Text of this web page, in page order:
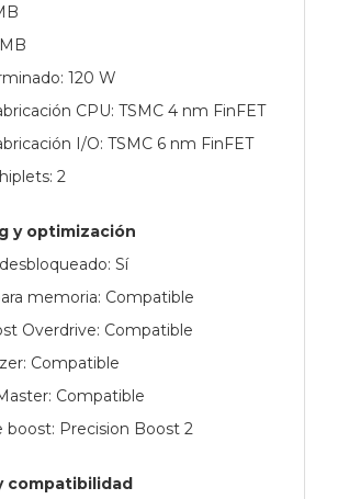
120 W
CPU: TSMC 4 nm FinFET
I/O: TSMC 6 nm FinFET
2
y optimización
Sí
memoria: Compatible
Overdrive: Compatible
Compatible
Compatible
boost: Precision Boost 2
compatibilidad